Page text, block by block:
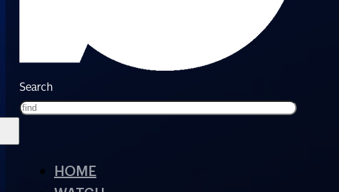
Search
HOME